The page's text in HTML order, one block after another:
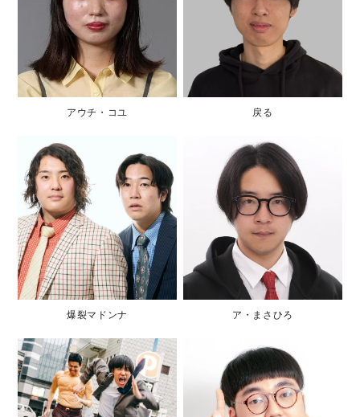
アウチ・コユ 戻る
爆裂マドンナ ア・まさひろ